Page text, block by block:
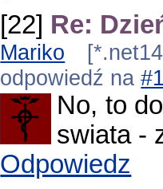
[22] Re:
Mariko
odpowiedź na
No, to
swiata -
Odpowiedz